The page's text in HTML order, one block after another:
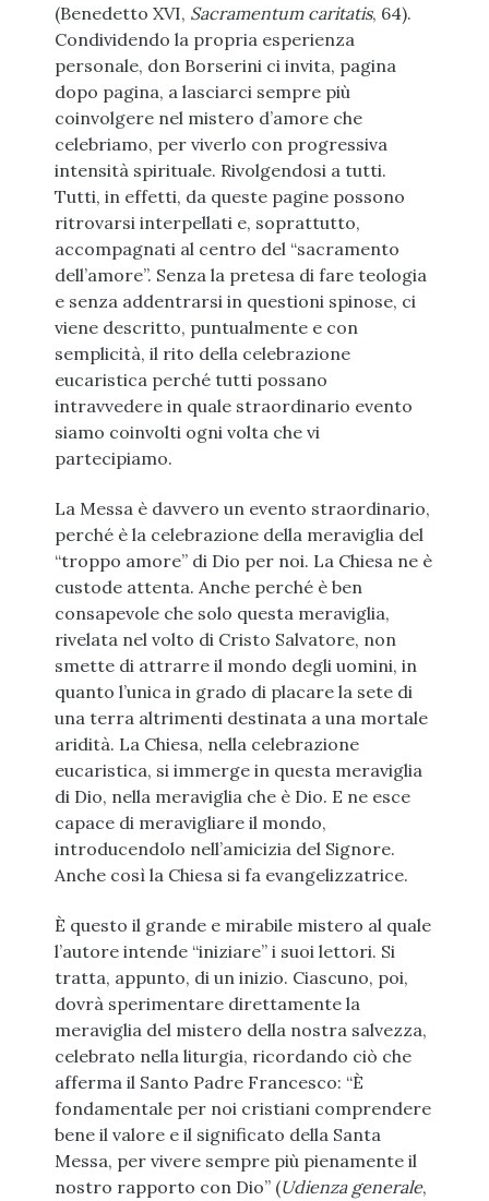
(Benedetto XVI, Sacramentum caritatis, 64).
Condividendo la propria esperienza
personale, don Borserini ci invita, pagina
dopo pagina, a lasciarci sempre più
coinvolgere nel mistero d’amore che
celebriamo, per viverlo con progressiva
intensità spirituale. Rivolgendosi a tutti.
Tutti, in effetti, da queste pagine possono
ritrovarsi interpellati e, soprattutto,
accompagnati al centro del “sacramento
dell’amore”. Senza la pretesa di fare teologia
e senza addentrarsi in questioni spinose, ci
viene descritto, puntualmente e con
semplicità, il rito della celebrazione
eucaristica perché tutti possano
intravvedere in quale straordinario evento
siamo coinvolti ogni volta che vi
partecipiamo.
La Messa è davvero un evento straordinario,
perché è la celebrazione della meraviglia del
“troppo amore” di Dio per noi. La Chiesa ne è
custode attenta. Anche perché è ben
consapevole che solo questa meraviglia,
rivelata nel volto di Cristo Salvatore, non
smette di attrarre il mondo degli uomini, in
quanto l’unica in grado di placare la sete di
una terra altrimenti destinata a una mortale
aridità. La Chiesa, nella celebrazione
eucaristica, si immerge in questa meraviglia
di Dio, nella meraviglia che è Dio. E ne esce
capace di meravigliare il mondo,
introducendolo nell’amicizia del Signore.
Anche così la Chiesa si fa evangelizzatrice.
È questo il grande e mirabile mistero al quale
l’autore intende “iniziare” i suoi lettori. Si
tratta, appunto, di un inizio. Ciascuno, poi,
dovrà sperimentare direttamente la
meraviglia del mistero della nostra salvezza,
celebrato nella liturgia, ricordando ciò che
afferma il Santo Padre Francesco: “È
fondamentale per noi cristiani comprendere
bene il valore e il significato della Santa
Messa, per vivere sempre più pienamente il
nostro rapporto con Dio” (Udienza generale,